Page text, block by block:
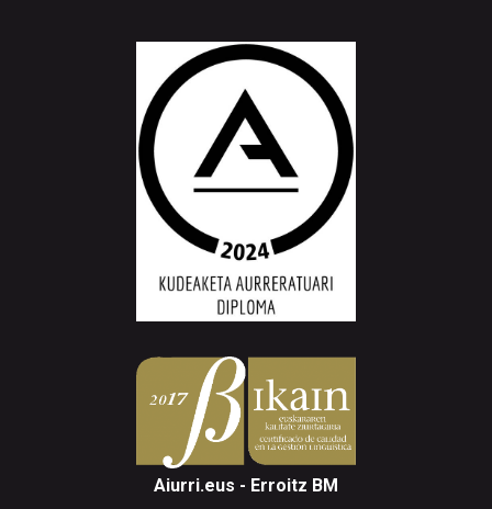
Aiurri.eus - Erroitz BM